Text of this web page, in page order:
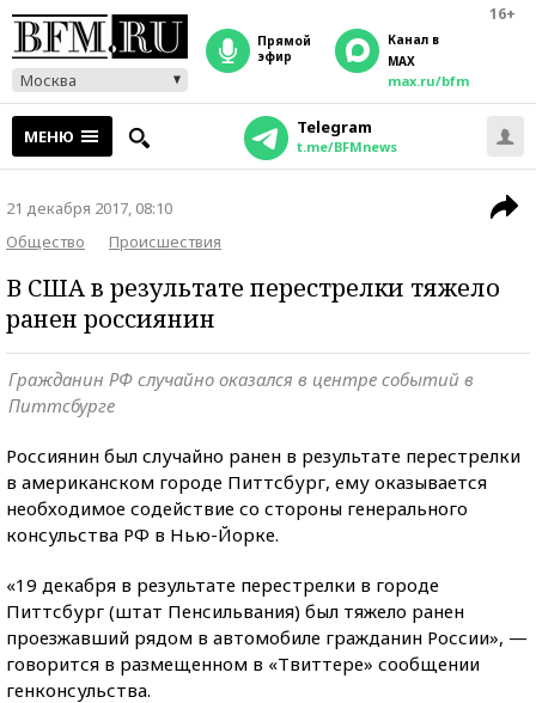
16+
Москва
прямой
эфир
Канал в
MAX
max.ru/bfm
МЕНЮ Telegram
t.me/BFMnews
21 декабря 2017, 08:10
Общество
Происшествия
В США в результате перестрелки тяжело
ранен россиянин
Гражданин РФ случайно оказался в центре событий в
Питтсбурге
Россиянин был случайно ранен в результате перестрелки
в американском городе Питтсбург, ему оказывается
необходимое содействие со стороны генерального
консульства РФ в Нью-Йорке.
«19 декабря в результате перестрелки в городе
Питтсбург (штат Пенсильвания) был тяжело ранен
проезжавший рядом в автомобиле гражданин России», —
говорится в размещенном в «Твиттере» сообщении
генконсульства.